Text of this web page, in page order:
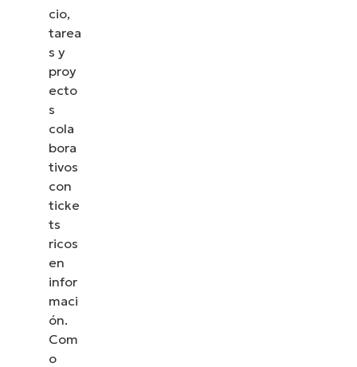
cio,
tarea
s y
proy
ecto
s
cola
bora
tivos
con
ticke
ts
ricos
en
infor
maci
ón.
Com
o